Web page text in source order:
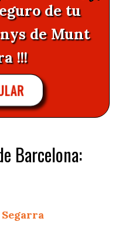
de tu
de Munt
!!!
Barcelona: